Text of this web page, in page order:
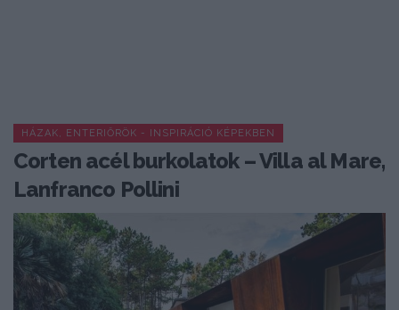
HÁZAK, ENTERIŐRÖK - INSPIRÁCIÓ KÉPEKBEN
Corten acél burkolatok – Villa al Mare,
Lanfranco Pollini